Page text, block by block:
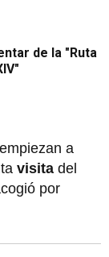
de la "Ruta
a
visita del
por